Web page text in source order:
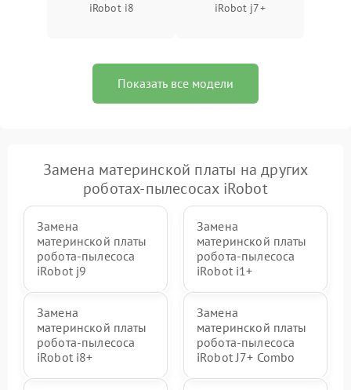
iRobot i8 iRobot j7+
Показать все модели
Замена материнской платы на других
роботах-пылесосах iRobot
Замена
материнской платы
робота-пылесоса
iRobot j9
Замена
материнской платы
робота-пылесоса
iRobot i1+
Замена
материнской платы
робота-пылесоса
iRobot i8+
Замена
материнской платы
робота-пылесоса
iRobot J7+ Combo